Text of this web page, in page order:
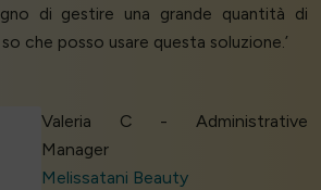
di gestire una grande quantità di
che posso usare questa soluzione.’
Valeria C - Administrative
Manager
Melissatani Beauty